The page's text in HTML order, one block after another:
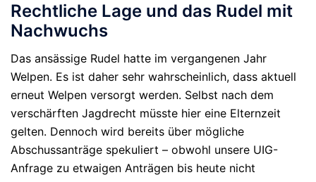
Rechtliche Lage und das Rudel mit
Nachwuchs
Das ansässige Rudel hatte im vergangenen Jahr
Welpen. Es ist daher sehr wahrscheinlich, dass aktuell
erneut Welpen versorgt werden. Selbst nach dem
verschärften Jagdrecht müsste hier eine Elternzeit
gelten. Dennoch wird bereits über mögliche
Abschussanträge spekuliert – obwohl unsere UIG-
Anfrage zu etwaigen Anträgen bis heute nicht